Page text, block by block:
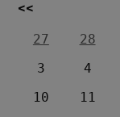
<<
27
28
3
4
10
11